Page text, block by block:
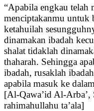
“Apabila engkau telah
menciptakanmu untuk
ketahuilah
dinamakan ibadah
shalat tidaklah
thaharah. Sehingga
ibadah, rusaklah
apabila masuk ke
[Al-Qawa’id Al-
rahimahullahu ta’ala]